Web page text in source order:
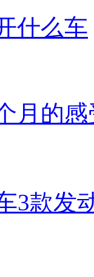
什么车
月的感
3款发